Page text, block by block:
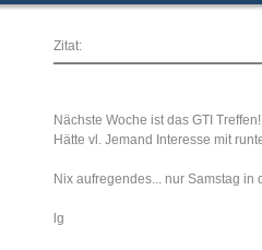
Zitat:
Nächste Woche ist das GTI Treffen!
Hätte vl. Jemand Interesse mit
Nix aufregendes... nur Samstag
lg